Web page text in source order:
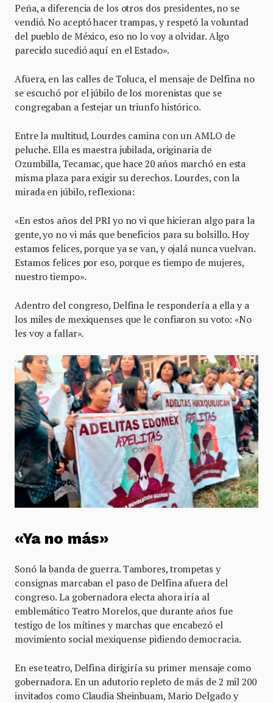
Peña, a diferencia de los otros dos presidentes, no se
vendió. No aceptó hacer trampas, y respetó la voluntad
del pueblo de México, eso no lo voy a olvidar. Algo
parecido sucedió aquí en el Estado».
Afuera, en las calles de Toluca, el mensaje de Delfina no
se escuchó por el júbilo de los morenistas que se
congregaban a festejar un triunfo histórico.
Entre la multitud, Lourdes camina con un AMLO de
peluche. Ella es maestra jubilada, originaria de
Ozumbilla, Tecamac, que hace 20 años marchó en esta
misma plaza para exigir su derechos. Lourdes, con la
mirada en júbilo, reflexiona:
«En estos años del PRI yo no vi que hicieran algo para la
gente, yo no vi más que beneficios para su bolsillo. Hoy
estamos felices, porque ya se van, y ojalá nunca vuelvan.
Estamos felices por eso, porque es tiempo de mujeres,
nuestro tiempo».
Adentro del congreso, Delfina le respondería a ella y a
los miles de mexiquenses que le confiaron su voto: «No
les voy a fallar».
«Ya no más»
Sonó la banda de guerra. Tambores, trompetas y
consignas marcaban el paso de Delfina afuera del
congreso. La gobernadora electa ahora iría al
emblemático Teatro Morelos, que durante años fue
testigo de los mítines y marchas que encabezó el
movimiento social mexiquense pidiendo democracia.
En ese teatro, Delfina dirigiría su primer mensaje como
gobernadora. En un adutorio repleto de más de 2 mil 200
invitados como Claudia Sheinbuam, Mario Delgado y